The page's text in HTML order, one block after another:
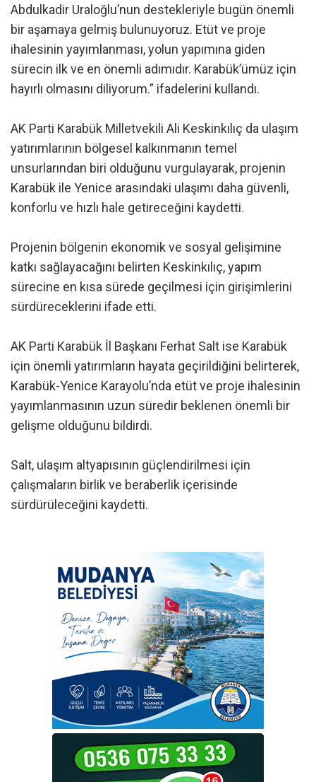
Abdulkadir Uraloğlu’nun destekleriyle bugün önemli
bir aşamaya gelmiş bulunuyoruz. Etüt ve proje
ihalesinin yayımlanması, yolun yapımına giden
sürecin ilk ve en önemli adımıdır. Karabük’ümüz için
hayırlı olmasını diliyorum.” ifadelerini kullandı.
AK Parti Karabük Milletvekili Ali Keskinkılıç da ulaşım
yatırımlarının bölgesel kalkınmanın temel
unsurlarından biri olduğunu vurgulayarak, projenin
Karabük ile Yenice arasındaki ulaşımı daha güvenli,
konforlu ve hızlı hale getireceğini kaydetti.
Projenin bölgenin ekonomik ve sosyal gelişimine
katkı sağlayacağını belirten Keskinkılıç, yapım
sürecine en kısa sürede geçilmesi için girişimlerini
sürdüreceklerini ifade etti.
AK Parti Karabük İl Başkanı Ferhat Salt ise Karabük
için önemli yatırımların hayata geçirildiğini belirterek,
Karabük-Yenice Karayolu’nda etüt ve proje ihalesinin
yayımlanmasının uzun süredir beklenen önemli bir
gelişme olduğunu bildirdi.
Salt, ulaşım altyapısının güçlendirilmesi için
çalışmaların birlik ve beraberlik içerisinde
sürdürüleceğini kaydetti.